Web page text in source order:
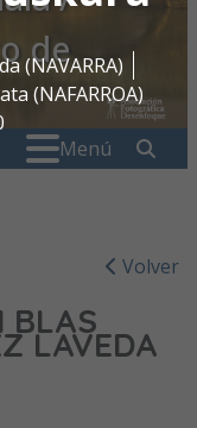
(NAVARRA)
(NAFARROA)
de
Menú
Volver
BLAS
LAVEDA